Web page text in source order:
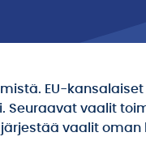
EU-
Seuraavat vaalit
vaalit